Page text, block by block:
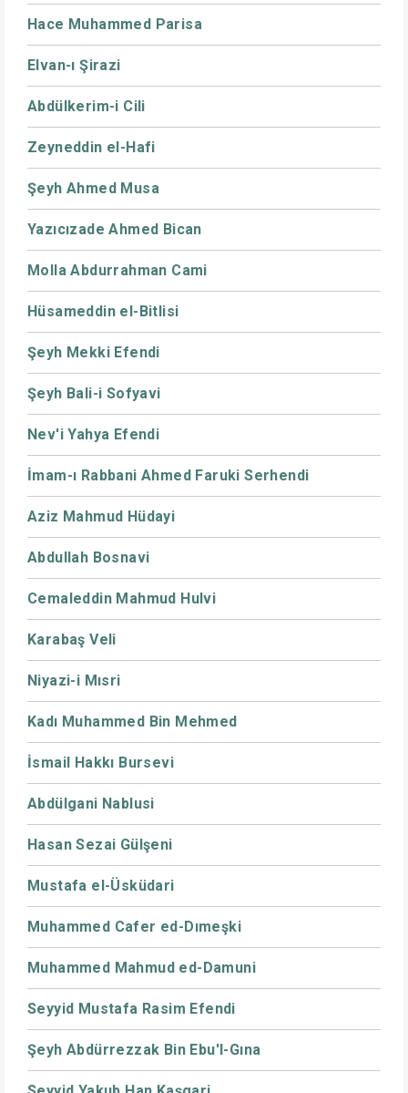
Hace Muhammed Parisa
Elvan-ı Şirazi
Abdülkerim-i Cili
Zeyneddin el-Hafi
Şeyh Ahmed Musa
Yazıcızade Ahmed Bican
Molla Abdurrahman Cami
Hüsameddin el-Bitlisi
Şeyh Mekki Efendi
Şeyh Bali-i Sofyavi
Nev'i Yahya Efendi
İmam-ı Rabbani Ahmed Faruki Serhendi
Aziz Mahmud Hüdayi
Abdullah Bosnavi
Cemaleddin Mahmud Hulvi
Karabaş Veli
Niyazi-i Mısri
Kadı Muhammed Bin Mehmed
İsmail Hakkı Bursevi
Abdülgani Nablusi
Hasan Sezai Gülşeni
Mustafa el-Üsküdari
Muhammed Cafer ed-Dımeşki
Muhammed Mahmud ed-Damuni
Seyyid Mustafa Rasim Efendi
Şeyh Abdürrezzak Bin Ebu'l-Gına